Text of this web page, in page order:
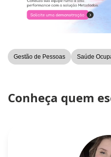
Gestão de Pessoas Saúde
Conheça quem